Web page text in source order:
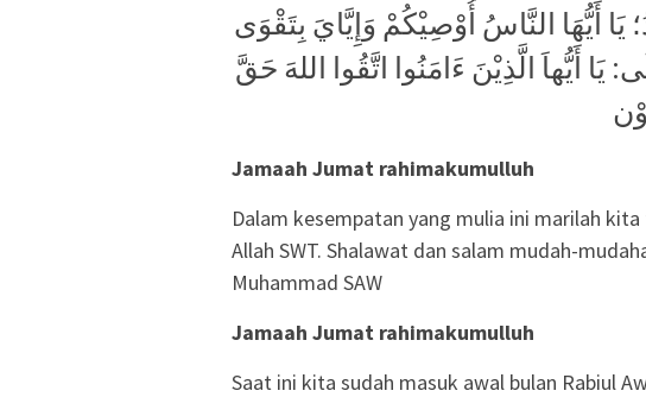
يَا أَيُّهَا النَّاسُ أُوْصِيْكُمْ وَإِيَّايَ بِتَقْوَى
يَا أَيُّهاَ الَّذِيْنَ ءَامَنُوا اتَّقُوا اللهَ حَقَّ
Jamaah Jumat rahimakumulluh
Dalam kesempatan yang mulia ini marilah
Allah SWT. Shalawat dan salam mudah-
Muhammad SAW
Jamaah Jumat rahimakumulluh
Saat ini kita sudah masuk awal bulan Rabiul